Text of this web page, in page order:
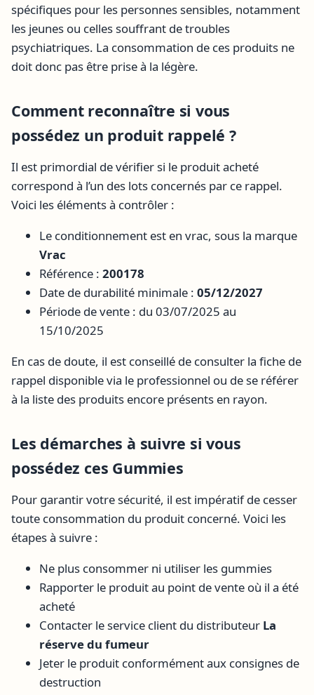
spécifiques pour les personnes sensibles, notamment
les jeunes ou celles souffrant de troubles
psychiatriques. La consommation de ces produits ne
doit donc pas être prise à la légère.
Comment reconnaître si vous
possédez un produit rappelé ?
Il est primordial de vérifier si le produit acheté
correspond à l’un des lots concernés par ce rappel.
Voici les éléments à contrôler :
Le conditionnement est en vrac, sous la marque
Vrac
Référence : 200178
Date de durabilité minimale : 05/12/2027
Période de vente : du 03/07/2025 au
15/10/2025
En cas de doute, il est conseillé de consulter la fiche de
rappel disponible via le professionnel ou de se référer
à la liste des produits encore présents en rayon.
Les démarches à suivre si vous
possédez ces Gummies
Pour garantir votre sécurité, il est impératif de cesser
toute consommation du produit concerné. Voici les
étapes à suivre :
Ne plus consommer ni utiliser les gummies
Rapporter le produit au point de vente où il a été
acheté
Contacter le service client du distributeur La
réserve du fumeur
Jeter le produit conformément aux consignes de
destruction